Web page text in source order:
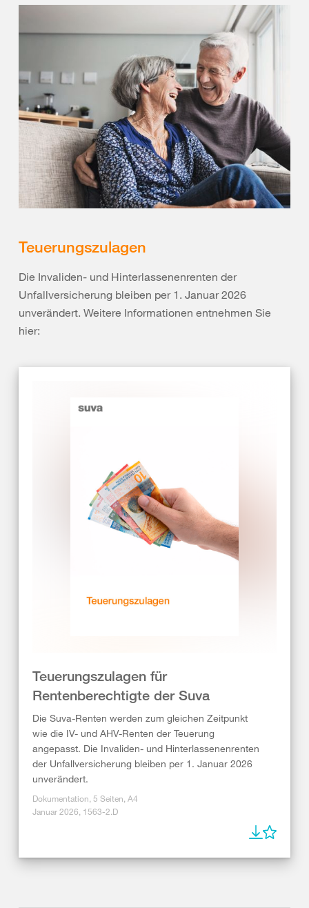
Teuerungszulagen
Die Invaliden- und Hinterlassenenrenten der
Unfallversicherung bleiben per 1. Januar 2026
unverändert. Weitere Informationen entnehmen Sie
hier:
Teuerungszulagen für
Rentenberechtigte der Suva
Die Suva-Renten werden zum gleichen Zeitpunkt
wie die IV- und AHV-Renten der Teuerung
angepasst. Die Invaliden- und Hinterlassenenrenten
der Unfallversicherung bleiben per 1. Januar 2026
unverändert.
Dokumentation, 5 Seiten, A4
Januar 2026, 1563-2.D